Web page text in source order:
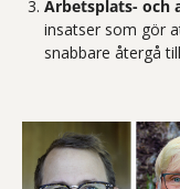
Arbetsplats- och
insatser som gör
snabbare återgå